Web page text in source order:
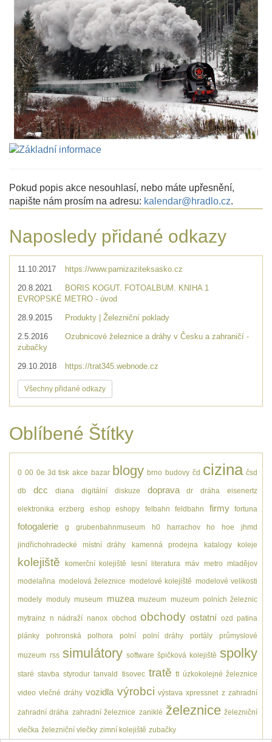
Pokud popis akce nesouhlasí, nebo máte upřesnění,
napište nám prosím na adresu: kalendar@hradlo.cz.
Naposledy přidané odkazy
11.10.2017 https://www.parnizaziteksasko.cz
20.8.2021
BORIS KOGUT. FOTOALBUM. KNIHA 1
EVROPSKÉ METRO - úvod
28.9.2015 Produkty | Železniční poklady
2.5.2016
Ozubnicové železnice a dráhy v Česku a zahraničí -
zubačky
29.10.2018 https://trat345.webnode.cz
Všechny přidané odkazy
Oblíbené Štítky
0 00 0e 3d tisk akce bazar blogy brno budovy čd cizina čsd
db dcc diana digitální diskuze doprava dr dráha eisenertz
elektronika erzberg eshop eshopy felbahn feldbahn firmy fortuna
fotogalerie g grubenbahnmuseum h0 harrachov ho hoe jhmd
jindřichohradecké místní dráhy kamenná prodejna katalogy koleje
kolejiště komerční kolejiště lesní literatura máv metro mladějov
modelařina modelová železnice modelové kolejiště modelové velikosti
modely moduly museum muzea muzeum muzeum polních železnic
mytrainz n nádraží nanox obchod obchody ostatní ozd patina
plánky pohronská polhora polní polní dráhy portály průmyslové
muzeum rss simulátory software špičková kolejiště spolky
staré stavba styrodur tanvald tisovec tratě tt úzkokolejné železnice
video vlečné dráhy vozidla výrobci výstava xpressnet z zahradní
zahradní dráha zahradní železnice zaniklé železnice železniční
vlečka železniční vlečky zimní kolejiště zubačky